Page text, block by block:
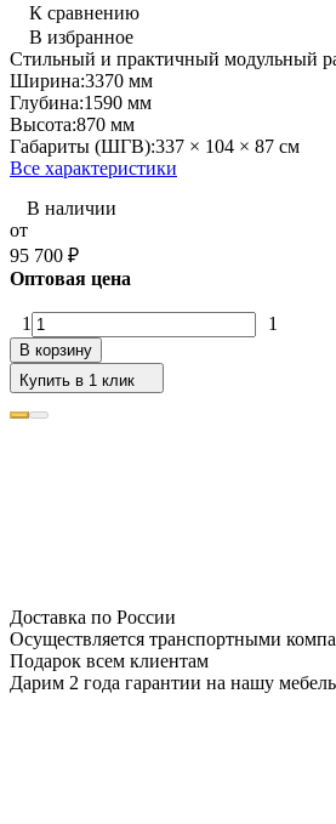
К сравнению
В избранное
Стильный и практичный модульный
Ширина:3370 мм
Глубина:1590 мм
Высота:870 мм
Габариты (ШГВ):337 × 104 × 87 см
Все характеристики
В наличии
от
95 700 ₽
Оптовая цена
1 1
В корзину
Купить в 1 клик
Доставка по России
Осуществляется транспортными
Подарок всем клиентам
Дарим 2 года гарантии на нашу мебель